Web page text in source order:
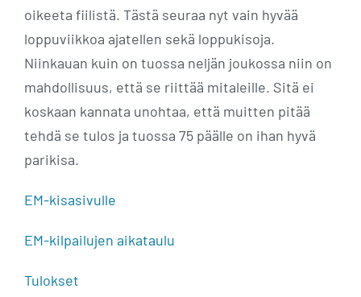
oikeeta fiilistä. Tästä seuraa nyt vain hyvää
loppuviikkoa ajatellen sekä loppukisoja.
Niinkauan kuin on tuossa neljän joukossa niin on
mahdollisuus, että se riittää mitaleille. Sitä ei
koskaan kannata unohtaa, että muitten pitää
tehdä se tulos ja tuossa 75 päälle on ihan hyvä
parikisa.
EM-kisasivulle
EM-kilpailujen aikataulu
Tulokset